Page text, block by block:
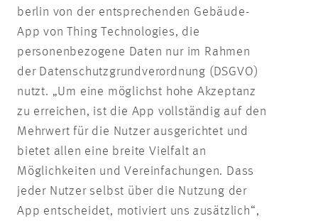
berlin von der entsprechenden Gebäude-
App von Thing Technologies, die
personenbezogene Daten nur im Rahmen
der Datenschutzgrundverordnung (DSGVO)
nutzt. „Um eine möglichst hohe Akzeptanz
zu erreichen, ist die App vollständig auf den
Mehrwert für die Nutzer ausgerichtet und
bietet allen eine breite Vielfalt an
Möglichkeiten und Vereinfachungen. Dass
jeder Nutzer selbst über die Nutzung der
App entscheidet, motiviert uns zusätzlich“,